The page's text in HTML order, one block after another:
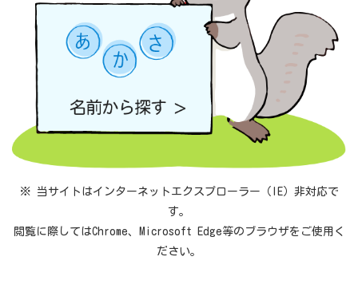
※ 当サイトはインターネットエクスプローラー（IE）非対応で
す。
閲覧に際してはChrome、Microsoft Edge等のブラウザをご使用く
ださい。